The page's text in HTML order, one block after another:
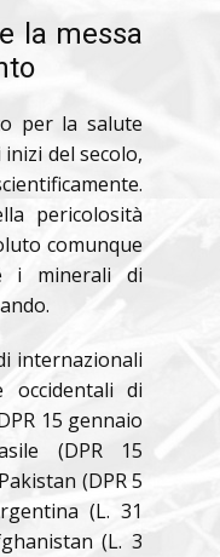
la messa
per la salute
del secolo,
pericolosità
comunque
i minerali di
internazionali
di
15 gennaio
(DPR 15
(DPR 5
(L. 31
(L. 3